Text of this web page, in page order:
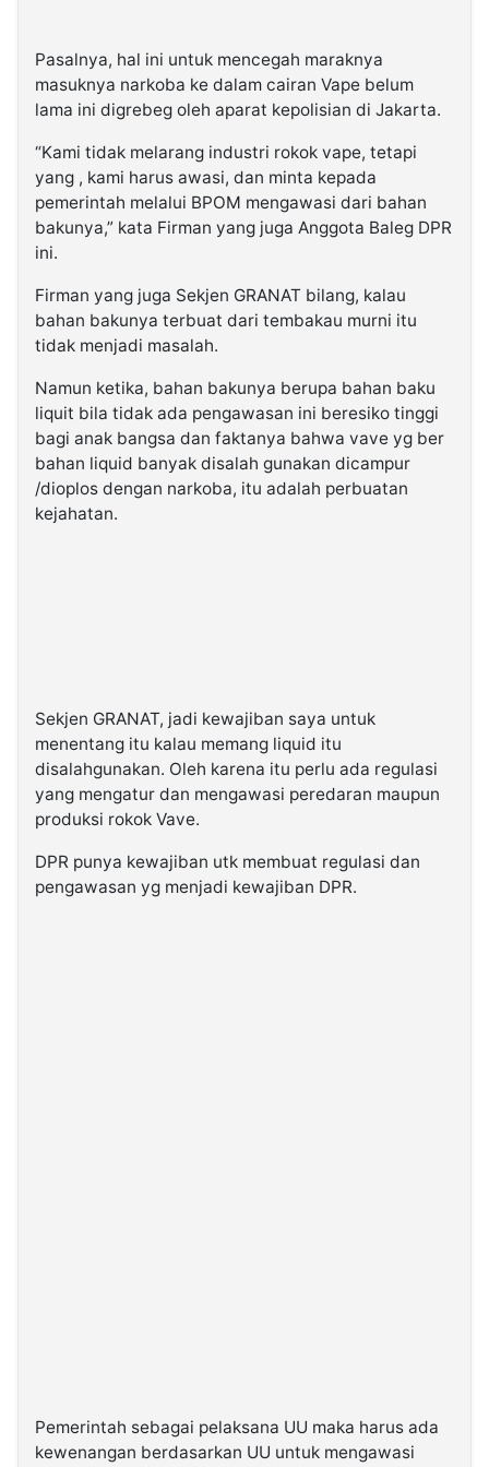
Pasalnya, hal ini untuk mencegah maraknya
masuknya narkoba ke dalam cairan Vape belum
lama ini digrebeg oleh aparat kepolisian di Jakarta.
“Kami tidak melarang industri rokok vape, tetapi
yang , kami harus awasi, dan minta kepada
pemerintah melalui BPOM mengawasi dari bahan
bakunya,” kata Firman yang juga Anggota Baleg DPR
ini.
Firman yang juga Sekjen GRANAT bilang, kalau
bahan bakunya terbuat dari tembakau murni itu
tidak menjadi masalah.
Namun ketika, bahan bakunya berupa bahan baku
liquit bila tidak ada pengawasan ini beresiko tinggi
bagi anak bangsa dan faktanya bahwa vave yg ber
bahan liquid banyak disalah gunakan dicampur
/dioplos dengan narkoba, itu adalah perbuatan
kejahatan.
Sekjen GRANAT, jadi kewajiban saya untuk
menentang itu kalau memang liquid itu
disalahgunakan. Oleh karena itu perlu ada regulasi
yang mengatur dan mengawasi peredaran maupun
produksi rokok Vave.
DPR punya kewajiban utk membuat regulasi dan
pengawasan yg menjadi kewajiban DPR.
Pemerintah sebagai pelaksana UU maka harus ada
kewenangan berdasarkan UU untuk mengawasi